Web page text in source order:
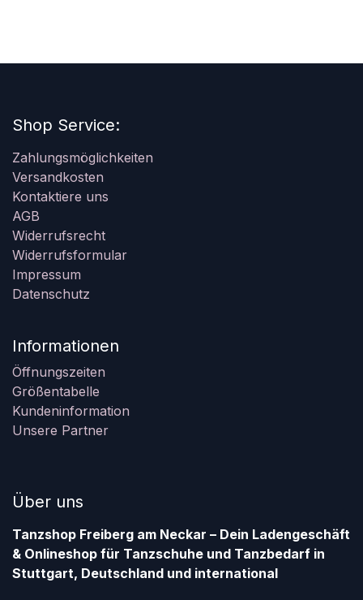
Shop Service:
Zahlungsmöglichkeiten
Versandkosten
Kontaktiere uns
AGB
Widerrufsrecht
Widerrufsformular
Impressum
Datenschutz
Informationen
Öffnungszeiten
Größentabelle
Kundeninformation
Unsere Partner
Über uns
Tanzshop Freiberg am Neckar – Dein Ladengeschäft
& Onlineshop für Tanzschuhe und Tanzbedarf in
Stuttgart, Deutschland und international